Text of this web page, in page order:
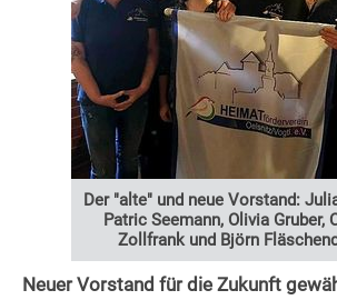
Der "alte" und neue Vorstand:
Patric Seemann, Olivia Gruber,
Zollfrank und Björn
Neuer Vorstand für die Zukunft